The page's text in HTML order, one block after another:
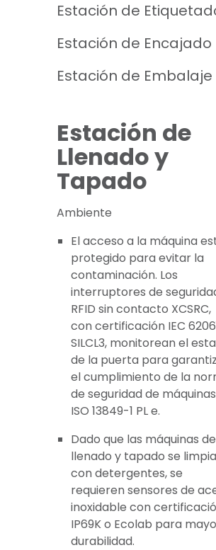
Estación de
Estación de Encajado
Estación de Embalaje
Estación de
Llenado y
Tapado
Ambiente
El acceso a la máquina
protegido para evitar la
contaminación. Los
interruptores de
RFID sin contacto XCSRC,
con certificación IEC
SILCL3, monitorean el
de la puerta para
el cumplimiento de la
de seguridad de máquinas
ISO 13849-1 PL e.
Dado que las máquinas de
llenado y tapado se
con detergentes, se
requieren sensores de
inoxidable con
IP69K o Ecolab para
durabilidad.